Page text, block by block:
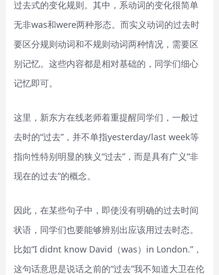
过去式的变化规则。其中，系动词的变化很简单
无非was和were两种形态。而实义动词的过去时
要区分规则动词和不规则动词两种情况，需要区
别记忆。这些内容都是相对基础的，同学们细心
记忆即可。
这里，新东方在线老师着重提醒同学们，一般过
去时的“过去”，并不单指yesterday/last week等
指向性特别明显的狭义“过去”，而是具有广义“非
现在的过去”的概念。
因此，在某些句子中，即使没有明确的过去时间
状语，同学们也要能够辨别出应该用过去时态。
比如“I didnt know David（was）in London.”，
这句话意思是说话之前的“过去”我不知道大卫在伦